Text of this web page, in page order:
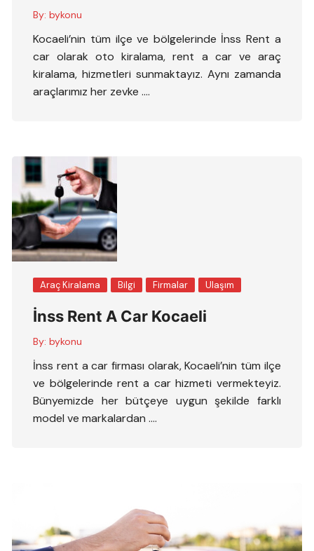
By: bykonu
Kocaeli’nin tüm ilçe ve bölgelerinde İnss Rent a
car olarak oto kiralama, rent a car ve araç
kiralama, hizmetleri sunmaktayız. Aynı zamanda
araçlarımız her zevke ….
Araç Kiralama Bilgi Firmalar Ulaşım
İnss Rent A Car Kocaeli
By: bykonu
İnss rent a car firması olarak, Kocaeli’nin tüm ilçe
ve bölgelerinde rent a car hizmeti vermekteyiz.
Bünyemizde her bütçeye uygun şekilde farklı
model ve markalardan ….